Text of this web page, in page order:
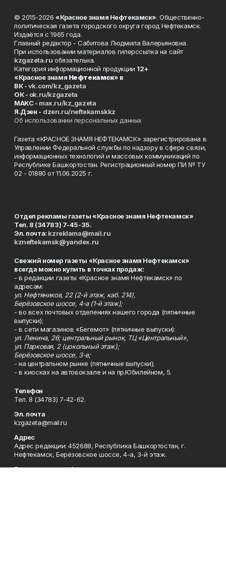
© 2015-2026 «Красное знамя Нефтекамск». Общественно-
политическая газета городского округа город Нефтекамск.
Издаётся с 1965 года.
Главный редактор - Сабитова Людмила Валерьяновна.
При использовании материалов гиперссылка на сайт
kzgazeta.ru обязательна.
Категория информационной продукции 12+
«Красное знамя Нефтекамск» в
ВК -vk.com/kz_gazeta
ОК - ok.ru/kzgazeta
MAKC - max.ru/kz_gazeta
Я.Дзен - dzen.ru/neftekamskkz
Об использовании персональных данных
Газета «КРАСНОЕ ЗНАМЯ НЕФТЕКАМСК» зарегистрирована в
Управлении Федеральной службы по надзору в сфере связи,
информационных технологий и массовых коммуникаций по
Республике Башкортостан. Регистрационный номер ПИ № ТУ
02 - 01880 от 11.06.2025 г.
Отдел рекламы газеты «Красное знамя Нефтекамск»
Тел. 8 (34783) 7-45-35.
Эл. почта: kzreklama@mail.ru
kzneftekamsk@yandex.ru
Свежий номер газеты «Красное знамя Нефтекамск»
всегда можно купить в точках продаж:
- в редакции газеты «Красное знамя Нефтекамск» по
адресам:
ул. Нефтяников, 22 (2-й этаж, каб. 214),
Берёзовское шоссе, 4-а (1-й этаж);
- во всех почтовых отделениях нашего города (пятничные
выпуски);
- в сети магазинов «Бегемот» (пятничные выпуски):
ул. Ленина, 26; центральный рынок, ТЦ «Центральный»,
ул. Парковая, 2 (цокольный этаж);
Берёзовское шоссе, 3-в;
- на центральном рынке (пятничные выпуски);
- в киосках на автовокзале и на пр.Юбилейном, 5.
Телефон
Тел. 8 (34783) 7-42-62.
Эл. почта
kzgazeta@mail.ru
Адрес
Адрес редакции: 452688, Республика Башкортостан, г.
Нефтекамск, Берёзовское шоссе, 4-а, 3-й этаж.
Рекламная служба